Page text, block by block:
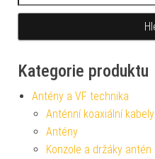
Kategorie produktu
Antény a VF technika
Anténní koaxiální kabely
Antény
Konzole a držáky antén